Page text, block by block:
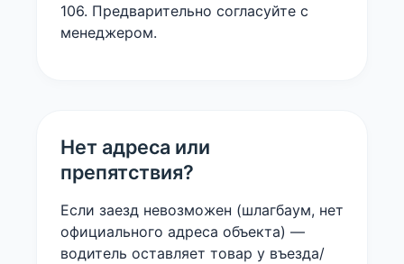
106. Предварительно согласуйте с
менеджером.
Нет адреса или
препятствия?
Если заезд невозможен (шлагбаум, нет
официального адреса объекта) —
водитель оставляет товар у въезда/